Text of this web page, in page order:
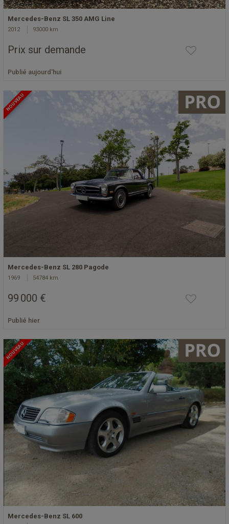
Mercedes-Benz SL 350 AMG Line
2012 93000 km
Prix sur demande
Publié aujourd'hui
NOUVEAU
Mercedes-Benz SL 280 Pagode
1969 54784 km
99 000 €
Publié hier
NOUVEAU
Mercedes-Benz SL 600